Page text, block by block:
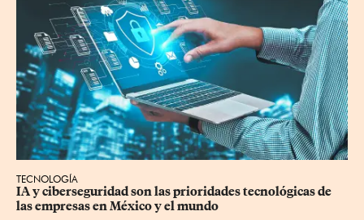
TECNOLOGÍA
IA y ciberseguridad son las prioridades tecnológicas de
las empresas en México y el mundo